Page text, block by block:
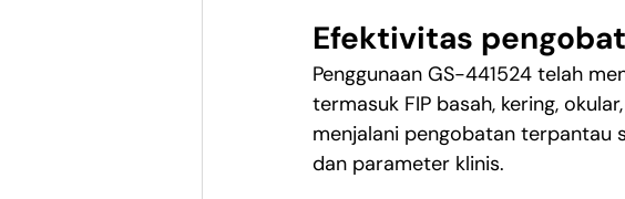
Efektivitas
Penggunaan GS-441524 telah
termasuk FIP basah, kering,
menjalani pengobatan terpantau
dan parameter klinis.